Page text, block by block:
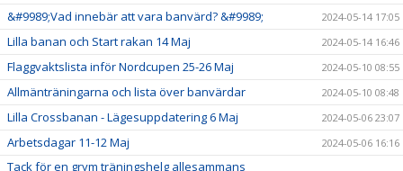
&#9989;Vad innebär att vara banvärd? &#9989; 2024-05-14 17:05
Lilla banan och Start rakan 14 Maj 2024-05-14 16:46
Flaggvaktslista inför Nordcupen 25-26 Maj 2024-05-10 08:55
Allmänträningarna och lista över banvärdar 2024-05-10 08:48
Lilla Crossbanan - Lägesuppdatering 6 Maj 2024-05-06 23:07
Arbetsdagar 11-12 Maj 2024-05-06 16:16
Tack för en grym träningshelg allesammans